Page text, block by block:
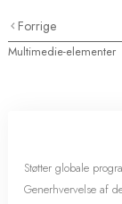
Forrige
Multimedie-elementer
Støtter globale
Generhvervelse af